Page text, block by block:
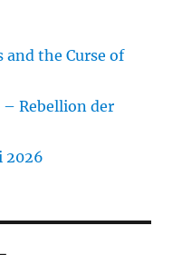
and the Curse of
Rebellion der
2026